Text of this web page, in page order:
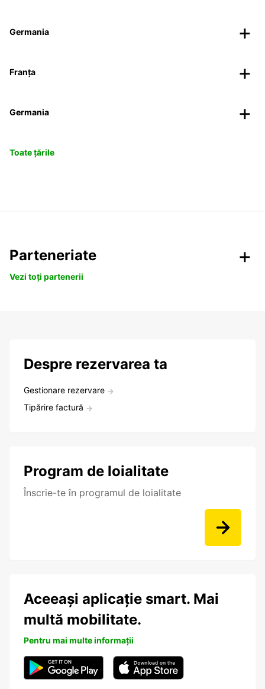
Germania
Franța
Germania
Toate țările
Parteneriate
Vezi toți partenerii
Despre rezervarea ta
Gestionare rezervare
Tipărire factură
Program de loialitate
Înscrie-te în programul de loialitate
Aceeași aplicație smart. Mai
multă mobilitate.
Pentru mai multe informații